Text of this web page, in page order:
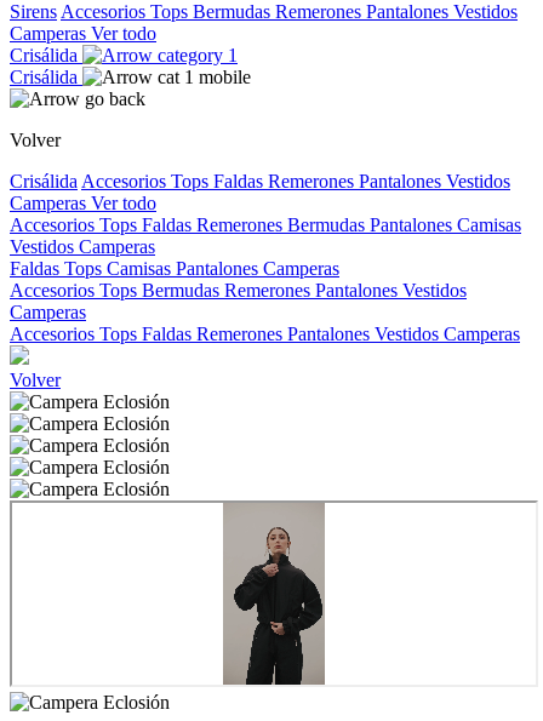
Sirens Accesorios Tops Bermudas Remerones Pantalones Vestidos
Camperas Ver todo
Crisálida
Crisálida
Volver
Crisálida Accesorios Tops Faldas Remerones Pantalones Vestidos
Camperas Ver todo
Accesorios Tops Faldas Remerones Bermudas Pantalones Camisas
Vestidos Camperas
Faldas Tops Camisas Pantalones Camperas
Accesorios Tops Bermudas Remerones Pantalones Vestidos
Camperas
Accesorios Tops Faldas Remerones Pantalones Vestidos Camperas
Volver